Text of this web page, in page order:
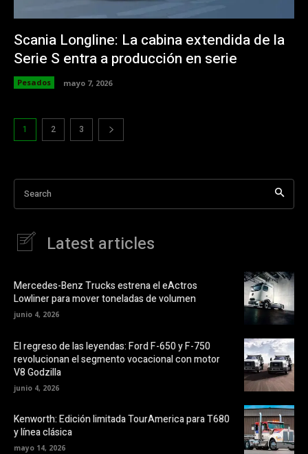
Scania Longline: La cabina extendida de la
Serie S entra a producción en serie
Pesados mayo 7, 2026
1 2 3
Search
Latest articles
Mercedes-Benz Trucks estrena el eActros
Lowliner para mover toneladas de volumen
junio 4, 2026
El regreso de las leyendas: Ford F-650 y F-750
revolucionan el segmento vocacional con motor
V8 Godzilla
junio 4, 2026
Kenworth: Edición limitada TourAmerica para T680
y línea clásica
mayo 14, 2026